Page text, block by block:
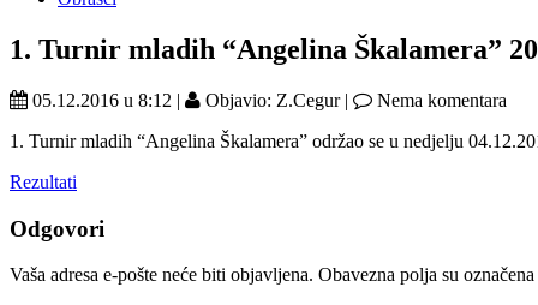
1. Turnir mladih “Angelina Škalamera”
05.12.2016 u 8:12 | Objavio: Z.Cegur |
Nema komentara
1. Turnir mladih “Angelina Škalamera” održao se u nedjelju
Rezultati
Odgovori
Vaša adresa e-pošte neće biti objavljena. Obavezna polja su označena